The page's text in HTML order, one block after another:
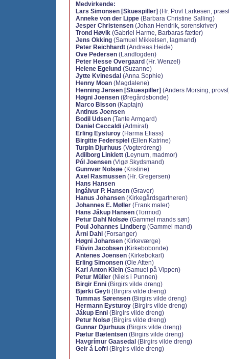
Medvirkende:
Lars Simonsen [Skuespiller] (Hr. Povl Larkesen,
Anneke von der Lippe (Barbara Christine Salling)
Jesper Christensen (Johan Hendrik, sorenskriver)
Trond Høvik (Gabriel Harme, Barbaras fætter)
Jens Okking (Samuel Mikkelsen, lagmand)
Peter Reichhardt (Andreas Heide)
Ove Pedersen (Landfogden)
Peter Hesse Overgaard (Hr. Wenzel)
Helene Egelund (Suzanne)
Jytte Kvinesdal (Anna Sophie)
Henny Moan (Magdalene)
Henning Jensen [Skuespiller] (Anders Morsing,
Høgni Joensen (Øregårdsbonde)
Marco Bisson (Kaptajn)
Antinus Joensen
Bodil Udsen (Tante Armgard)
Daniel Ceccaldi (Admiral)
Erling Eysturoy (Harma Eliass)
Birgitte Federspiel (Ellen Katrine)
Turpin Djurhuus (Vogterdreng)
Adilborg Linklett (Leynum, madmor)
Pól Joensen (Vlgø Skydsmand)
Gunnvør Nolsøe (Kristine)
Axel Rasmussen (Hr. Gregersen)
Hans Hansen
Ingálvur P. Hansen (Graver)
Hanus Johansen (Kirkegårdsgartneren)
Johannes E. Møller (Frank maler)
Hans Jåkup Hansen (Tormod)
Petur Dahl Nolsøe (Gammel mands søn)
Poul Johannes Lindberg (Gammel mand)
Árni Dahl (Forsanger)
Høgni Johansen (Kirkeværge)
Flóvin Jacobsen (Kirkebobonde)
Antenes Joensen (Kirkebokarl)
Erling Simonsen (Ole Atten)
Karl Anton Klein (Samuel på Vippen)
Petur Müller (Niels i Punnen)
Birgir Enni (Birgirs vilde dreng)
Bjørki Geyti (Birgirs vilde dreng)
Tummas Sørensen (Birgirs vilde dreng)
Hermann Eysturoy (Birgirs vilde dreng)
Jákup Enni (Birgirs vilde dreng)
Petur Nolsø (Birgirs vilde dreng)
Gunnar Djurhuus (Birgirs vilde dreng)
Pætur Bætentsen (Birgirs vilde dreng)
Havgrímur Gaasedal (Birgirs vilde dreng)
Geir á Lofri (Birgirs vilde dreng)